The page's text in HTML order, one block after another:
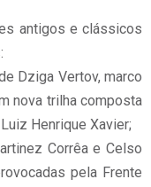
antigos e clássicos
Dziga Vertov, marco
nova trilha composta
Henrique Xavier;
Corrêa e Celso
pela Frente